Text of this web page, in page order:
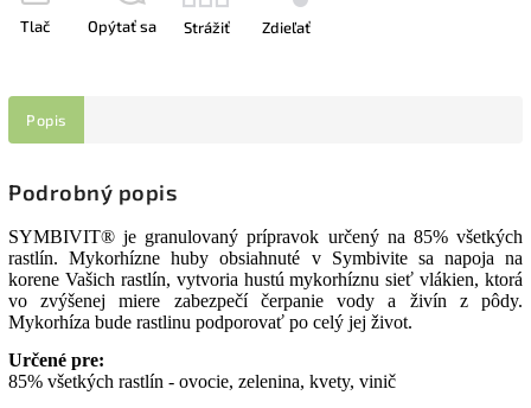
Tlač Opýtať sa Strážiť Zdieľať
Popis
Podrobný popis
SYMBIVIT® je granulovaný prípravok určený na 85% všetkých
rastlín. Mykorhízne huby obsiahnuté v Symbivite sa napoja na
korene Vašich rastlín, vytvoria hustú mykorhíznu sieť vlákien, ktorá
vo zvýšenej miere zabezpečí čerpanie vody a živín z pôdy.
Mykorhíza bude rastlinu podporovať po celý jej život.
Určené pre:
85% všetkých rastlín - ovocie, zelenina, kvety, vinič